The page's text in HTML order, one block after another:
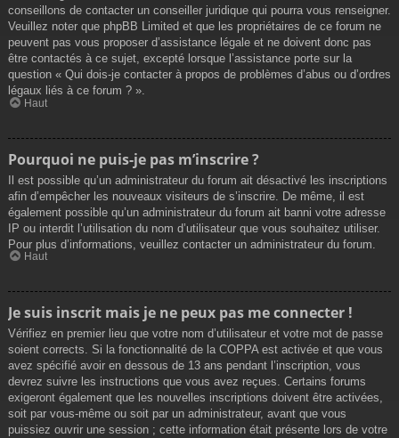
conseillons de contacter un conseiller juridique qui pourra vous renseigner.
Veuillez noter que phpBB Limited et que les propriétaires de ce forum ne
peuvent pas vous proposer d’assistance légale et ne doivent donc pas
être contactés à ce sujet, excepté lorsque l’assistance porte sur la
question « Qui dois-je contacter à propos de problèmes d’abus ou d’ordres
légaux liés à ce forum ? ».
Haut
Pourquoi ne puis-je pas m’inscrire ?
Il est possible qu’un administrateur du forum ait désactivé les inscriptions
afin d’empêcher les nouveaux visiteurs de s’inscrire. De même, il est
également possible qu’un administrateur du forum ait banni votre adresse
IP ou interdit l’utilisation du nom d’utilisateur que vous souhaitez utiliser.
Pour plus d’informations, veuillez contacter un administrateur du forum.
Haut
Je suis inscrit mais je ne peux pas me connecter !
Vérifiez en premier lieu que votre nom d’utilisateur et votre mot de passe
soient corrects. Si la fonctionnalité de la COPPA est activée et que vous
avez spécifié avoir en dessous de 13 ans pendant l’inscription, vous
devrez suivre les instructions que vous avez reçues. Certains forums
exigeront également que les nouvelles inscriptions doivent être activées,
soit par vous-même ou soit par un administrateur, avant que vous
puissiez ouvrir une session ; cette information était présente lors de votre